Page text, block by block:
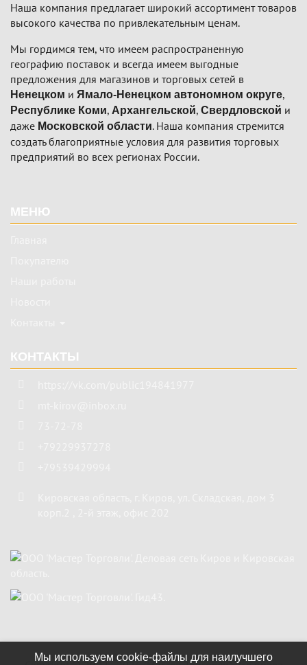
Наша компания предлагает широкий ассортимент товаров
высокого качества по привлекательным ценам.
Мы гордимся тем, что имеем распространенную
географию поставок и всегда имеем выгодные
предложения для магазинов и торговых сетей в
Ненецком и Ямало-Ненецком автономном округе,
Республике Коми, Архангельской, Свердловской и
даже Московской области. Наша компания стремится
создать благоприятные условия для развития торговых
предприятий во всех регионах России.
МЕНЮ
КОНТАКТЫ
Мы используем cookie-файлы для наилучшего